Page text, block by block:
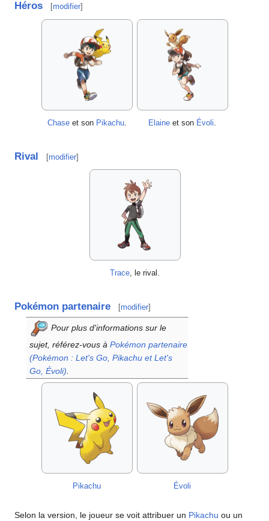
Héros [modifier]
Chaseet son Pikachu. Elaine et son Évoli
Rival [modifier]
Trace, le rival.
Pokémon partenaire [modifier]
Pour plus d'informations sur le
sujet, référez-vous à Pokémon partenaire
(Pokémon : Let's Go, Pikachu et Let's
Go, Évoli)
Pikachu Évoli
Selon la version, le joueur se voit attribuer un Pikachu ou un